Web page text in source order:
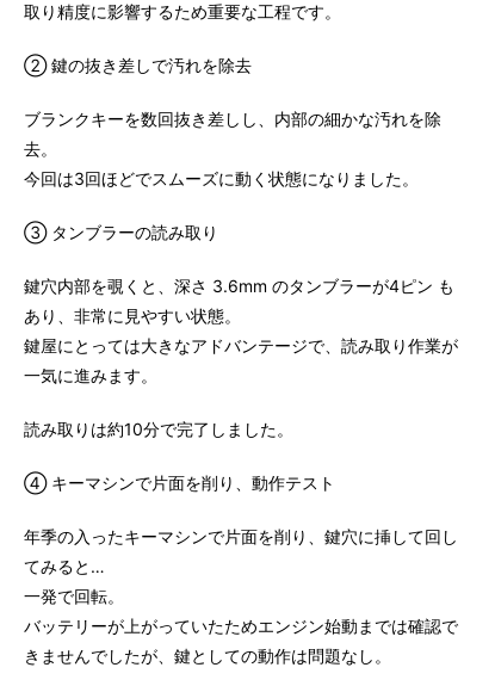
取り精度に影響するため重要な工程です。
② 鍵の抜き差しで汚れを除去
ブランクキーを数回抜き差しし、内部の細かな汚れを除
去。
今回は3回ほどでスムーズに動く状態になりました。
③ タンブラーの読み取り
鍵穴内部を覗くと、深さ 3.6mm のタンブラーが4ピン も
あり、非常に見やすい状態。
鍵屋にとっては大きなアドバンテージで、読み取り作業が
一気に進みます。
読み取りは約10分で完了しました。
④ キーマシンで片面を削り、動作テスト
年季の入ったキーマシンで片面を削り、鍵穴に挿して回し
てみると…
一発で回転。
バッテリーが上がっていたためエンジン始動までは確認で
きませんでしたが、鍵としての動作は問題なし。